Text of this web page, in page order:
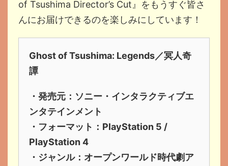
of Tsushima Director’s Cut』をもうすぐ皆さ
んにお届けできるのを楽しみにしています！
Ghost of Tsushima: Legends／冥人奇
譚
・発売元：ソニー・インタラクティブエ
ンタテインメント
・フォーマット：PlayStation 5 /
PlayStation 4
・ジャンル：オープンワールド時代劇ア